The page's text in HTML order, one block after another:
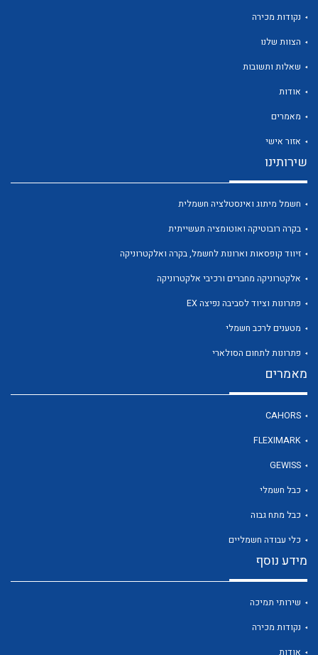
לכל מוצרי היצרן
נקודות מכירה
הצוות שלנו
שאלות ותשובות
אודות
מאמרים
אזור אישי
שירותינו
חשמל מיתוג ואינסטלציה חשמלית
בקרה רובוטיקה ואוטומציה תעשייתית
זיווד קופסאות וארונות לחשמל, בקרה ואלקטרוניקה
אלקטרוניקה מחברים ורכיבי אלקטרוניקה
פתרונות וציוד לסביבה נפיצה EX
מטענים לרכב חשמלי
פתרונות לתחום הסולארי
מאמרים
CAHORS
FLEXIMARK
GEWISS
כבל חשמלי
כבל מתח גבוה
כלי עבודה חשמליים
מידע נוסף
שירותי תמיכה
נקודות מכירה
אודות